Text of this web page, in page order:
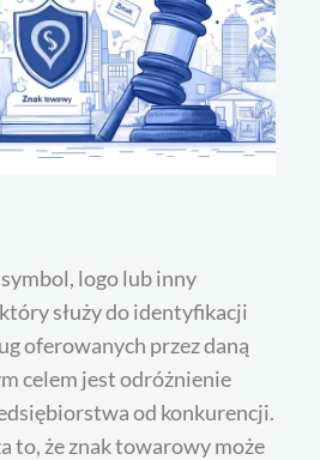
logo lub inny
służy do identyfikacji
oferowanych przez daną
celem jest odróżnienie
od konkurencji.
to, że znak towarowy może